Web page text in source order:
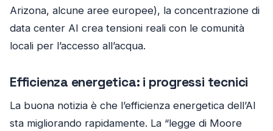
Arizona, alcune aree europee), la concentrazione di
data center AI crea tensioni reali con le comunità
locali per l’accesso all’acqua.
Efficienza energetica: i progressi tecnici
La buona notizia è che l’efficienza energetica dell’AI
sta migliorando rapidamente. La “legge di Moore